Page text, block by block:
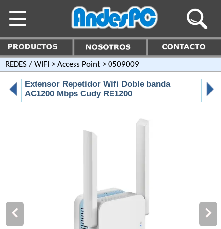
REDES / WIFI > Access Point > 0509009
Extensor Repetidor Wifi Doble banda
AC1200 Mbps Cudy RE1200